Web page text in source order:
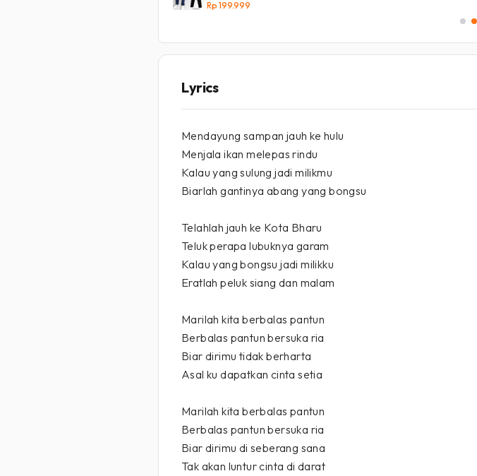
Rp 199.999
Lyrics
Mendayung sampan jauh ke hulu
Menjala ikan melepas rindu
Kalau yang sulung jadi milikmu
Biarlah gantinya abang yang bongsu
Telahlah jauh ke Kota Bharu
Teluk perapa lubuknya garam
Kalau yang bongsu jadi milikku
Eratlah peluk siang dan malam
Marilah kita berbalas pantun
Berbalas pantun bersuka ria
Biar dirimu tidak berharta
Asal ku dapatkan cinta setia
Marilah kita berbalas pantun
Berbalas pantun bersuka ria
Biar dirimu di seberang sana
Tak akan luntur cinta di darat